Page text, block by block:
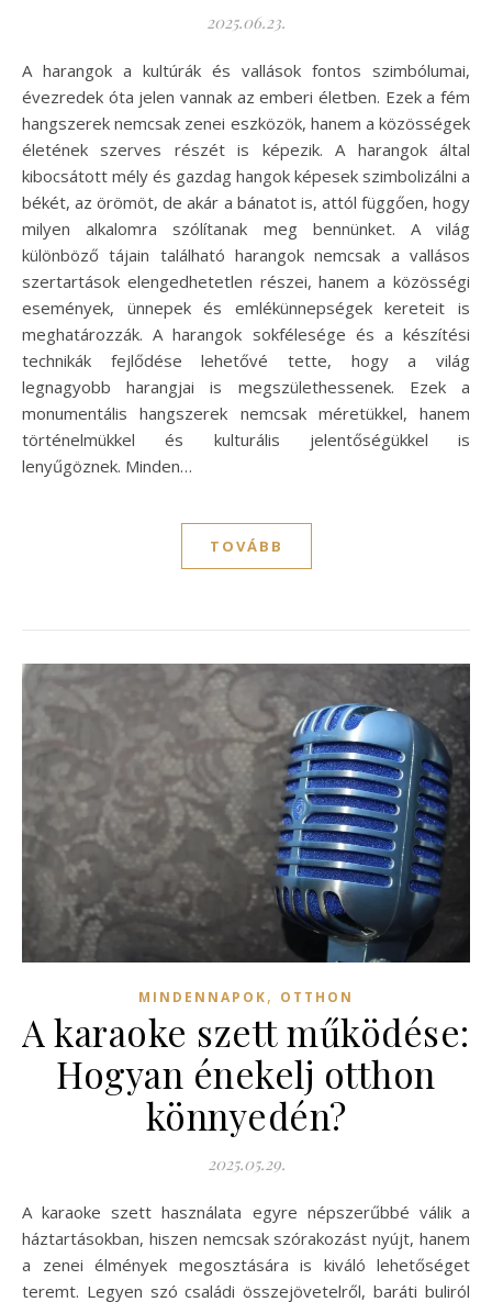
2025.06.23.
A harangok a kultúrák és vallások fontos szimbólumai,
évezredek óta jelen vannak az emberi életben. Ezek a fém
hangszerek nemcsak zenei eszközök, hanem a közösségek
életének szerves részét is képezik. A harangok által
kibocsátott mély és gazdag hangok képesek szimbolizálni a
békét, az örömöt, de akár a bánatot is, attól függően, hogy
milyen alkalomra szólítanak meg bennünket. A világ
különböző tájain található harangok nemcsak a vallásos
szertartások elengedhetetlen részei, hanem a közösségi
események, ünnepek és emlékünnepségek kereteit is
meghatározzák. A harangok sokfélesége és a készítési
technikák fejlődése lehetővé tette, hogy a világ
legnagyobb harangjai is megszülethessenek. Ezek a
monumentális hangszerek nemcsak méretükkel, hanem
történelmükkel és kulturális jelentőségükkel is
lenyűgöznek. Minden…
TOVÁBB
MINDENNAPOK, OTTHON
A karaoke szett működése:
Hogyan énekelj otthon
könnyedén?
2025.05.29.
A karaoke szett használata egyre népszerűbbé válik a
háztartásokban, hiszen nemcsak szórakozást nyújt, hanem
a zenei élmények megosztására is kiváló lehetőséget
teremt. Legyen szó családi összejövetelről, baráti buliról